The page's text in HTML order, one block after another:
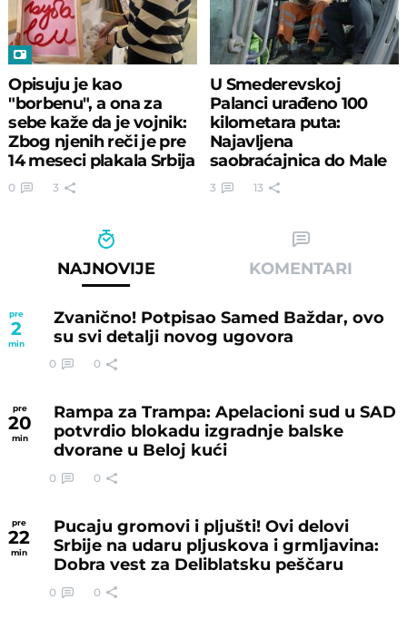
Opisuju je kao
"borbenu", a ona za
sebe kaže da je vojnik:
Zbog njenih reči je pre
14 meseci plakala Srbija
0 3
U Smederevskoj
Palanci urađeno 100
kilometara puta:
Najavljena
saobraćajnica do Male
Plane
3 13
NAJNOVIJE KOMENTARI
pre
2
min
Zvanično! Potpisao Samed Baždar, ovo
su svi detalji novog ugovora
0 0
pre
20
min
Rampa za Trampa: Apelacioni sud u SAD
potvrdio blokadu izgradnje balske
dvorane u Beloj kući
0 0
pre
22
min
Pucaju gromovi i pljušti! Ovi delovi
Srbije na udaru pljuskova i grmljavina:
Dobra vest za Deliblatsku peščaru
0 0